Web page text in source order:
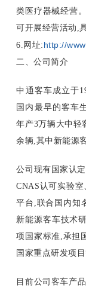
类医疗器械经营
可开展经营活动,
6.网址: http://
二、公司简介
中通客车成立于
国内最早的客车
年产3万辆大中轻
余辆,其中新能源
公司现有国家认
CNAS认可实验
平台,联合国内知
新能源客车技术
项国家标准,承担
国家重点研发项
目前公司客车产